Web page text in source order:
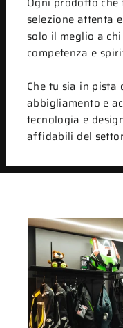
selezione attenta
solo il meglio a
competenza e
Che tu sia in pista
abbigliamento e
tecnologia e
affidabili del